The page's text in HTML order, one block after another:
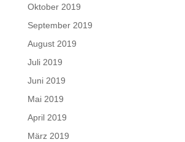
Oktober 2019
September 2019
August 2019
Juli 2019
Juni 2019
Mai 2019
April 2019
März 2019